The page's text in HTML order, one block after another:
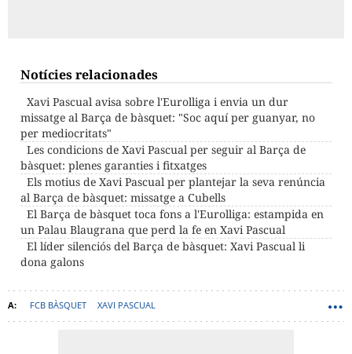
Notícies relacionades
Xavi Pascual avisa sobre l'Eurolliga i envia un dur
missatge al Barça de bàsquet: "Soc aquí per guanyar, no
per mediocritats"
Les condicions de Xavi Pascual per seguir al Barça de
bàsquet: plenes garanties i fitxatges
Els motius de Xavi Pascual per plantejar la seva renúncia
al Barça de bàsquet: missatge a Cubells
El Barça de bàsquet toca fons a l'Eurolliga: estampida en
un Palau Blaugrana que perd la fe en Xavi Pascual
El líder silenciós del Barça de bàsquet: Xavi Pascual li
dona galons
FCB BÀSQUET XAVI PASCUAL